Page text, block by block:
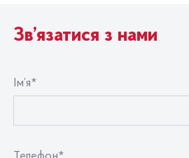
Зв’язатися з нами
Ім’я*